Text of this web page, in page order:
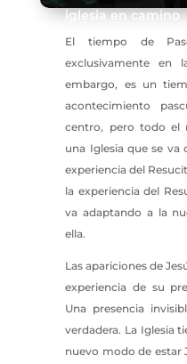
iglesia en camino
El tiempo de
exclusivamente en
embargo, es un
acontecimiento
centro, pero todo el
una Iglesia que se
experiencia del
la experiencia del
va adaptando a la
ella.
Las apariciones de
experiencia de su
Una presencia
verdadera. La Iglesia
nuevo modo de estar